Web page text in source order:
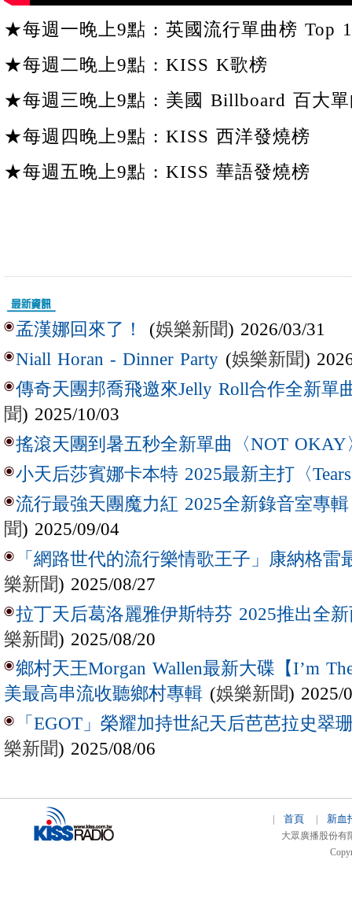
★每週一晚上9點 : 英國流行單曲榜 Top
★每週二晚上9點 : KISS K歌榜
★每週三晚上9點 : 美國 Billboard 百大
★每週四晚上9點 : KISS 西洋發燒榜
★每週五晚上9點 : KISS 華語發燒榜
孟漢娜回來了！ (娛樂新聞) 2026/03/31
Niall Horan - Dinner Party (娛樂新聞)
傳奇天團邦喬飛邀來Jelly Roll合作全新單
聞) 2025/10/03
搖滾天團到暑五秒全新單曲〈NOT OKAY
小天后莎賓娜卡本特 2025最新主打〈
流行最強天團魔力紅 2025全新錄音室專
聞) 2025/09/04
「網路世代的流行樂情歌王子」康納格雷
樂新聞) 2025/08/27
拉丁天后葛洛麗雅伊斯特芬 2025推出全新
樂新聞) 2025/08/20
鄉村天王Morgan Wallen最新大碟【I’m
美最高串流收聽鄉村專輯 (娛樂新聞) 2025/
「EGOT」榮耀加持世紀天后芭芭拉史翠
樂新聞) 2025/08/06
首頁 新血
大眾廣播股份有